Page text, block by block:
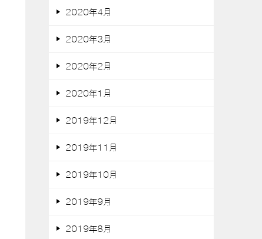
2020年4月
2020年3月
2020年2月
2020年1月
2019年12月
2019年11月
2019年10月
2019年9月
2019年8月